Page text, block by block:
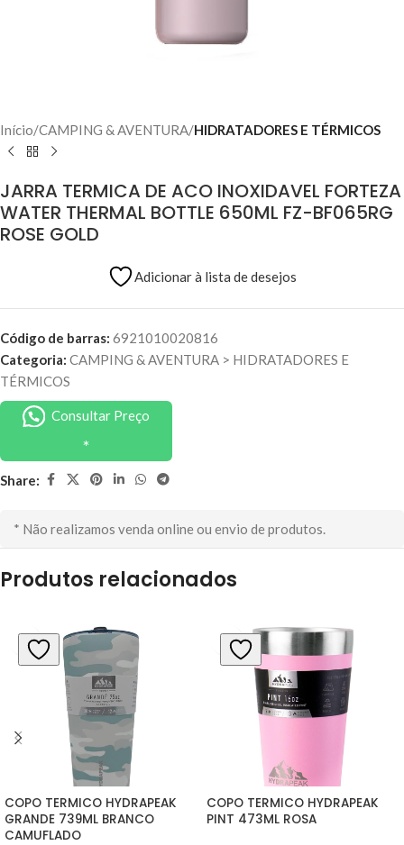
Início CAMPING & AVENTURA HIDRATADORES E TÉRMICOS
JARRA TERMICA DE ACO INOXIDAVEL FORTEZA
WATER THERMAL BOTTLE 650ML FZ-BF065RG
ROSE GOLD
Adicionar à lista de desejos
Código de barras: 6921010020816
Categoria: CAMPING & AVENTURA > HIDRATADORES E
TÉRMICOS
Consultar Preço
Share:
* Não realizamos venda online ou envio de produtos.
Produtos relacionados
COPO TERMICO HYDRAPEAK
GRANDE 739ML BRANCO
CAMUFLADO
COPO TERMICO HYDRAPEAK
PINT 473ML ROSA